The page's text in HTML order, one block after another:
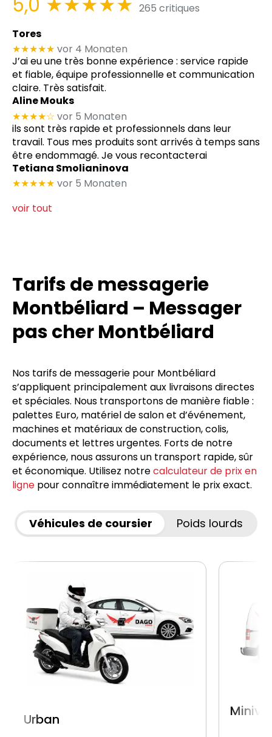
265 critiques
Tores
★★★★★ vor 4 Monaten
J’ai eu une très bonne expérience : service rapide
et fiable, équipe professionnelle et communication
claire. Très satisfait.
Aline Mouks
★★★★☆ vor 5 Monaten
ils sont très rapide et professionnels dans leur
travail. Tous mes produits sont arrivés à temps sans
être endommagé. Je vous recontacterai
Tetiana Smolianinova
★★★★★ vor 5 Monaten
voir tout
Tarifs de messagerie
Montbéliard – Messager
pas cher Montbéliard
Nos tarifs de messagerie pour Montbéliard
s’appliquent principalement aux livraisons directes
et spéciales. Nous transportons de manière fiable :
palettes Euro, matériel de salon et d’événement,
machines et matériaux de construction, colis,
documents et lettres urgentes. Forts de notre
expérience, nous assurons un transport rapide, sûr
et économique. Utilisez notrecalculateur de prix en
ligne pour connaître immédiatement le prix exact.
Véhicules de coursier Poids lourds
Urban